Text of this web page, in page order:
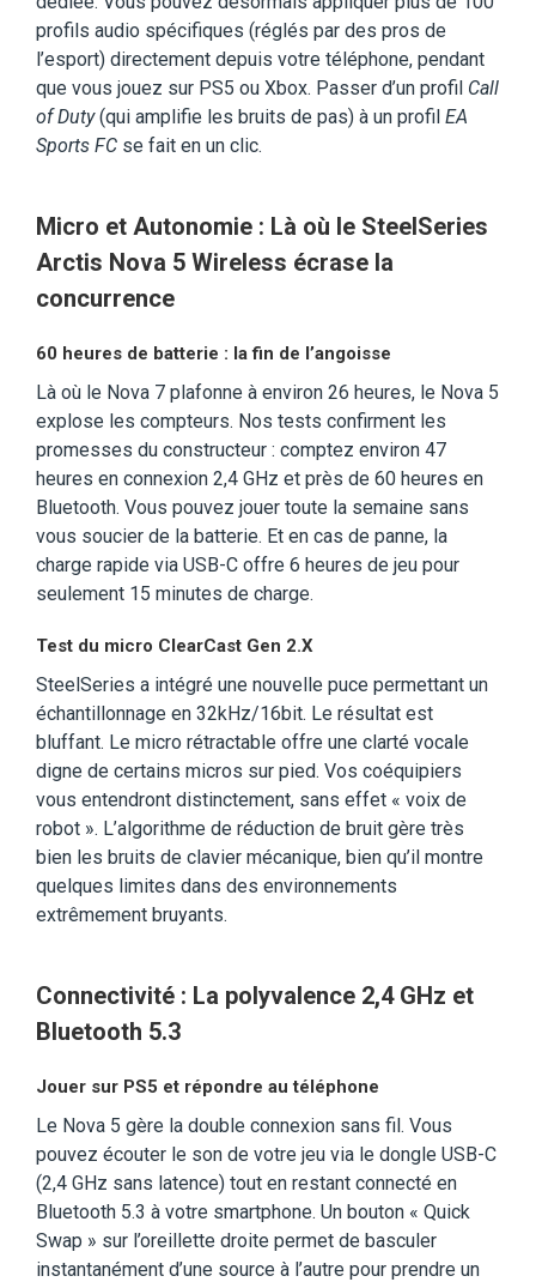
profils audio spécifiques (réglés par des pros de
l’esport) directement depuis votre téléphone, pendant
que vous jouez sur PS5 ou Xbox. Passer d’un profil Call
of Duty(qui amplifie les bruits de pas) à un profil EA
Sports FC se fait en un clic.
Micro et Autonomie : Là où le SteelSeries
Arctis Nova 5 Wireless écrase la
concurrence
60 heures de batterie : la fin de l’angoisse
Là où le Nova 7 plafonne à environ 26 heures, le Nova 5
explose les compteurs. Nos tests confirment les
promesses du constructeur : comptez environ 47
heures en connexion 2,4 GHz et près de 60 heures en
Bluetooth. Vous pouvez jouer toute la semaine sans
vous soucier de la batterie. Et en cas de panne, la
charge rapide via USB-C offre 6 heures de jeu pour
seulement 15 minutes de charge.
Test du micro ClearCast Gen 2.X
SteelSeries a intégré une nouvelle puce permettant un
échantillonnage en 32kHz/16bit. Le résultat est
bluffant. Le micro rétractable offre une clarté vocale
digne de certains micros sur pied. Vos coéquipiers
vous entendront distinctement, sans effet « voix de
robot ». L’algorithme de réduction de bruit gère très
bien les bruits de clavier mécanique, bien qu’il montre
quelques limites dans des environnements
extrêmement bruyants.
Connectivité : La polyvalence 2,4 GHz et
Bluetooth 5.3
Jouer sur PS5 et répondre au téléphone
Le Nova 5 gère la double connexion sans fil. Vous
pouvez écouter le son de votre jeu via le dongle USB-C
(2,4 GHz sans latence) tout en restant connecté en
Bluetooth 5.3 à votre smartphone. Un bouton « Quick
Swap » sur l’oreillette droite permet de basculer
instantanément d’une source à l’autre pour prendre un